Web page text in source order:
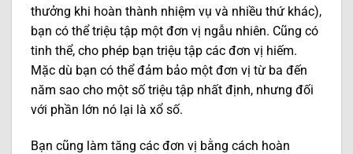
thưởng khi hoàn thành nhiệm vụ và nhiều thứ khác),
bạn có thể triệu tập một đơn vị ngẫu nhiên. Cũng có
tinh thể, cho phép bạn triệu tập các đơn vị hiếm.
Mặc dù bạn có thể đảm bảo một đơn vị từ ba đến
năm sao cho một số triệu tập nhất định, nhưng đối
với phần lớn nó lại là xổ số.
Bạn cũng làm tăng các đơn vị bằng cách hoàn